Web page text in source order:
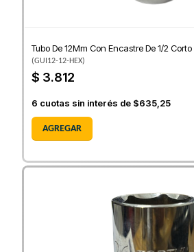
Tubo De 12Mm Con Encastre De 1/2
(GUI12-12-HEX)
$ 3.812
6 cuotas sin interés de $635,25
AGREGAR